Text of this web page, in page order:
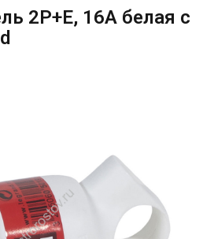
2P+Е, 16А белая с